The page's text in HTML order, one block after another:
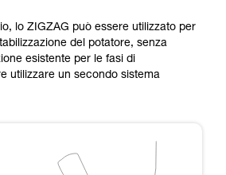
lo ZIGZAG può essere utilizzato per
del potatore, senza
esistente per le fasi di
utilizzare un secondo sistema